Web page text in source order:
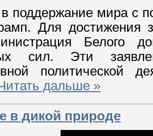
поддержание мира с
Для достижения
Белого
сил. Эти
политической
дальше »
в дикой природе